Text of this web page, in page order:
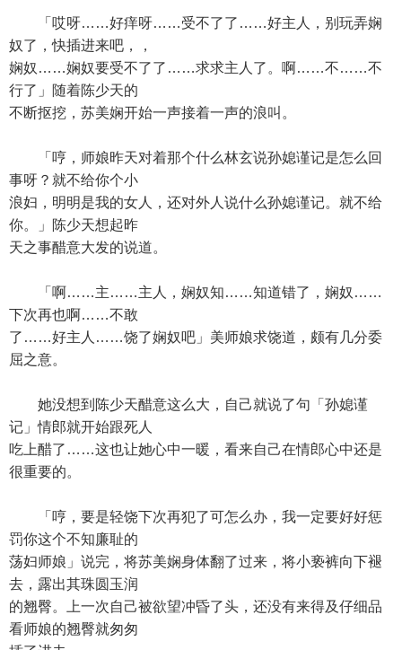
「哎呀……好痒呀……受不了了……好主人，别玩弄娴
奴了，快插进来吧，，
娴奴……娴奴要受不了了……求求主人了。啊……不……不
行了」随着陈少天的
不断抠挖，苏美娴开始一声接着一声的浪叫。
「哼，师娘昨天对着那个什么林玄说孙媳谨记是怎么回
事呀？就不给你个小
浪妇，明明是我的女人，还对外人说什么孙媳谨记。就不给
你。」陈少天想起昨
天之事醋意大发的说道。
「啊……主……主人，娴奴知……知道错了，娴奴……
下次再也啊……不敢
了……好主人……饶了娴奴吧」美师娘求饶道，颇有几分委
屈之意。
她没想到陈少天醋意这么大，自己就说了句「孙媳谨
记」情郎就开始跟死人
吃上醋了……这也让她心中一暖，看来自己在情郎心中还是
很重要的。
「哼，要是轻饶下次再犯了可怎么办，我一定要好好惩
罚你这个不知廉耻的
荡妇师娘」说完，将苏美娴身体翻了过来，将小亵裤向下褪
去，露出其珠圆玉润
的翘臀。上一次自己被欲望冲昏了头，还没有来得及仔细品
看师娘的翘臀就匆匆